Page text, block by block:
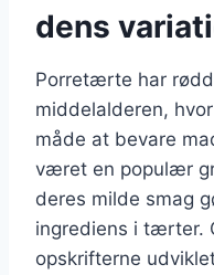
dens
Porretærte har
middelalderen,
måde at bevare
været en populær
deres milde smag
ingrediens i tærter.
opskrifterne